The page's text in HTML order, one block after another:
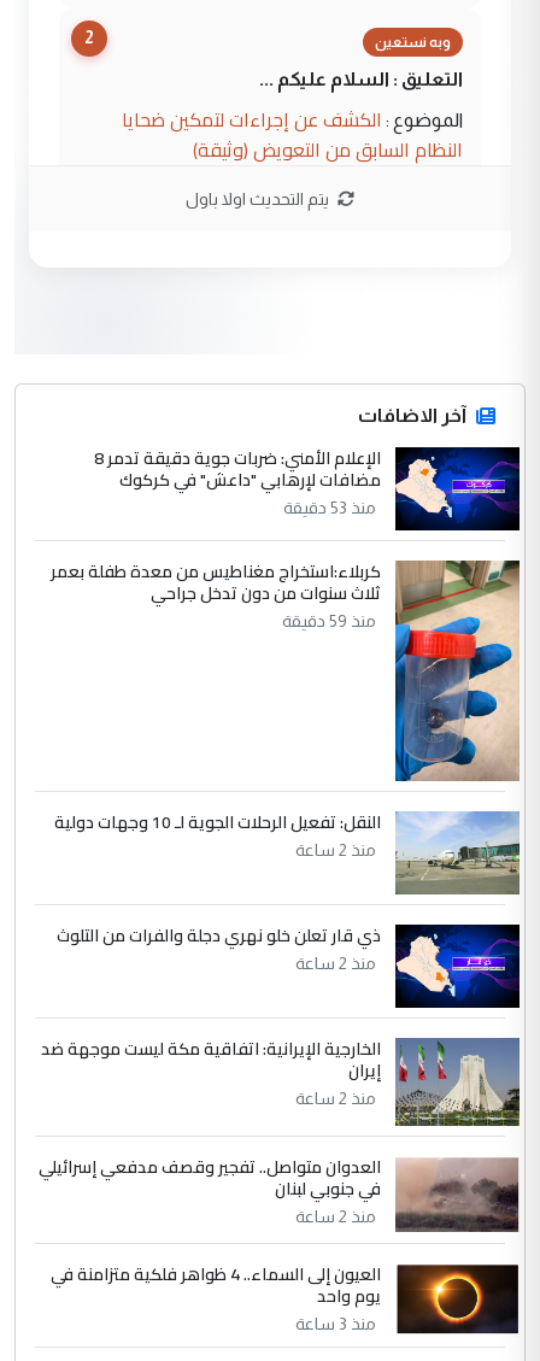
2 وبه نستعين
التعليق : السلام عليكم ...
الموضوع : الكشف عن إجراءات لتمكين ضحايا
النظام السابق من التعويض (وثيقة)
محمد حسين عبد الكريم حسين
صلاح مهدي حسن
التعليق : صلاح مهدي حسن ...
الموضوع :
هيئة الحج تصدر قرارا يخص "لم الشمل"
وتعديل استمارة قرعة الحج
صلاح مهدي حسن
التعليق : صلاح مهدي حسن ...
الموضوع :
وتعديل استمارة قرعة الحج
يتم التحديث اولا باول
آخر الاضافات
الإعلام الأمني: ضربات جوية دقيقة تدمر 8
مضافات لإرهابي "داعش" في كركوك
منذ 53 دقيقة
كربلاء:استخراج مغناطيس من معدة طفلة بعمر
ثلاث سنوات من دون تدخل جراحي
منذ 59 دقيقة
النقل: تفعيل الرحلات الجوية لـ 10 وجهات دولية
منذ 2 ساعة
ذي قار تعلن خلو نهري دجلة والفرات من التلوث
منذ 2 ساعة
الخارجية الإيرانية: اتفاقية مكة ليست موجهة ضد
إيران
منذ 2 ساعة
العدوان متواصل.. تفجير وقصف مدفعي إسرائيلي
في جنوبي لبنان
منذ 2 ساعة
العيون إلى السماء.. 4 ظواهر فلكية متزامنة في
يوم واحد
منذ 3 ساعة